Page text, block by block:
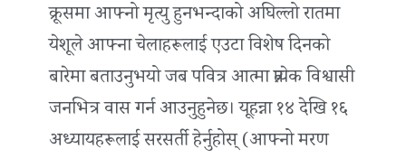
क्रूसमा आफ्नो मृत्यु हुनभन्दाको अघिल्लो रातमा
येशूले आफ्ना चेलाहरूलाई एउटा विशेष दिनको
बारेमा बताउनुभयो जब पवित्र आत्मा प्रत्येक विश्वासी
जनभित्र वास गर्न आउनुहुनेछ। यूहन्ना १४ देखि १६
अध्यायहरूलाई सरसर्ती हेर्नुहोस् (आफ्नो मरण